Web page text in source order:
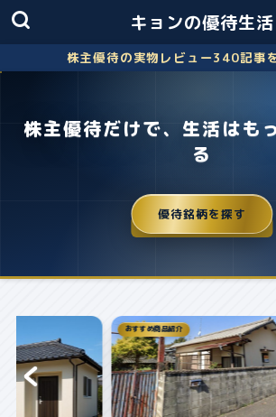
キョンの優待生活
株主優待の実物レビュー340記事
株主優待だけで、生活はも
る
優待銘柄を探す
おすすめ商品紹介